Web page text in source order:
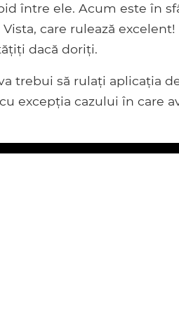
între ele. Acum este în
care rulează
dacă doriți.
trebui să rulați aplicația
excepția cazului în care